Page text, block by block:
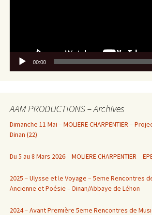
00:00
AAM PRODUCTIONS – Archives
Dimanche 11 Mai – MOLIERE CHARPENTIER –
Dinan (22)
Du 5 au 8 Mars 2026 – MOLIERE CHARPENTIER –
2025 – Ulysse et le Voyage – 5eme Rencontres
Ancienne et Poésie – Dinan/Abbaye de Léhon
2024 – Avant Première 5eme Rencontres de